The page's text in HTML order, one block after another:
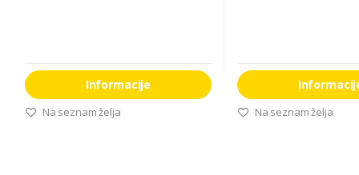
Informacije
Na seznam želja Na seznam želja